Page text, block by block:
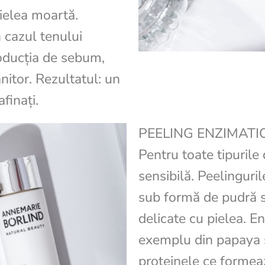
moartă.
cazul tenului
de sebum,
Rezultatul: un
PEELING
Pentru toate tipurile
sensibilă.
sub formă de pudră
delicate cu pielea.
exemplu din